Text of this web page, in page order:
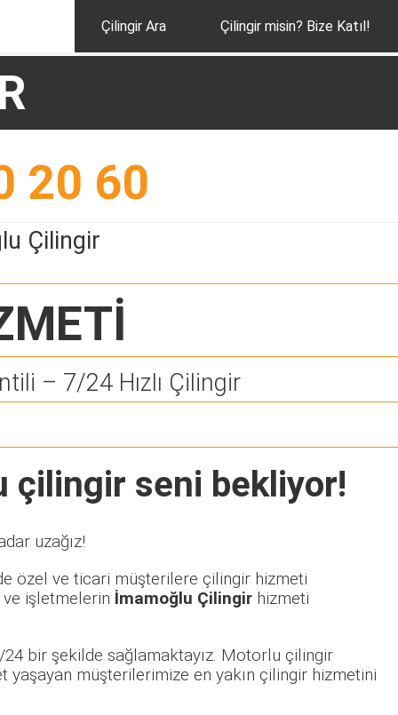
Çilingir Ara Çilingir misin? Bize Katıl!
20 60
Çilingir
– 7/24 Hızlı Çilingir
çilingir seni bekliyor!
uzağız!
özel ve ticari müşterilere çilingir hizmeti
ve işletmelerin İmamoğlu Çilingir hizmeti
bir şekilde sağlamaktayız. Motorlu çilingir
müşterilerimize en yakın çilingir hizmetini